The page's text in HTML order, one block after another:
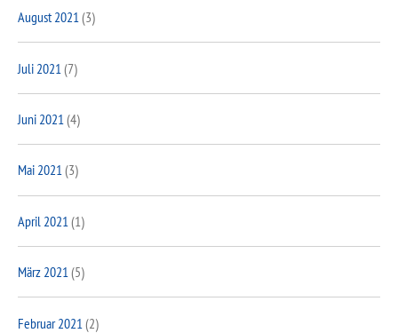
August 2021(3)
Juli 2021 (7)
Juni 2021(4)
Mai 2021(3)
April 2021 (1)
März 2021(5)
Februar 2021 (2)